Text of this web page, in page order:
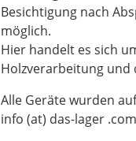
Besichtigung nach
möglich.
Hier handelt es sich
Holzverarbeitung und
Alle Geräte wurden
info (at) das-lager .com